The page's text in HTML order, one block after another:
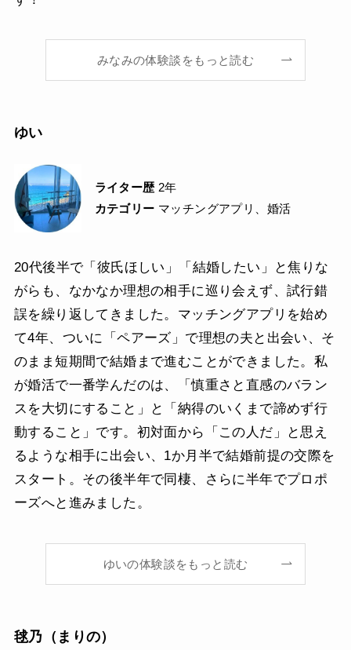
みなみの体験談をもっと読む
ゆい
ライター歴2年
カテゴリー マッチングアプリ、婚活
20代後半で「彼氏ほしい」「結婚したい」と焦りな
がらも、なかなか理想の相手に巡り会えず、試行錯
誤を繰り返してきました。マッチングアプリを始め
て4年、ついに「ペアーズ」で理想の夫と出会い、そ
のまま短期間で結婚まで進むことができました。私
が婚活で一番学んだのは、「慎重さと直感のバラン
スを大切にすること」と「納得のいくまで諦めず行
動すること」です。初対面から「この人だ」と思え
るような相手に出会い、1か月半で結婚前提の交際を
スタート。その後半年で同棲、さらに半年でプロポ
ーズへと進みました。
ゆいの体験談をもっと読む
毬乃（まりの）